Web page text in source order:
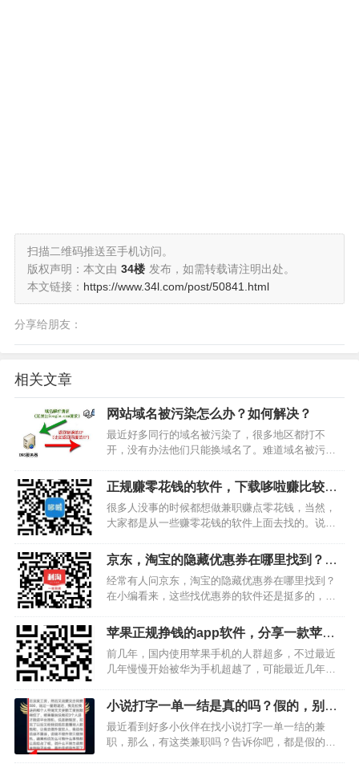
扫描二维码推送至手机访问。
版权声明：本文由 34楼 发布，如需转载请注明出处。
本文链接： https://www.34l.com/post/50841.html
分享给朋友：
相关文章
网站域名被污染怎么办？如何解决？
最近好多同行的域名被污染了，很多地区都打不
开，没有办法他们只能换域名了。难道域名被污染
找到几个解决域名被污染的方法，希望对大家有所
帮助。首先要确定是否真的是遭遇DNS污染1.点“开
始”-“运行”-…
正规赚零花钱的软件，下载哆啦赚比较容
易赚零花钱
很多人没事的时候都想做兼职赚点零花钱，当然，
大家都是从一些赚零花钱的软件上面去找的。说实
手，那还是很难分辨哪款好点，哪款差点的。所
以，今天小编就特地为大家整理一款最近很火，又
很赚钱的软件，这款软件…
京东，淘宝的隐藏优惠券在哪里找到？在
利淘app上面都有
经常有人问京东，淘宝的隐藏优惠券在哪里找到？
在小编看来，这些找优惠券的软件还是挺多的，像
的软件。不过最近小编发现新出来的利淘app返利现
金要比高佣联盟还要多，因为我做过对比，在优惠
券相当的情况下，…
苹果正规挣钱的app软件，分享一款苹果
手机赚钱最好的软件
前几年，国内使用苹果手机的人群超多，不过最近
几年慢慢开始被华为手机超越了，可能最近几年苹
也或者说很多爱国人士想支持国产货。不过，现在
仍然还有很多苹果迷们在使用者苹果手机。那么，
今天小编推荐的苹果正…
小说打字一单一结是真的吗？假的，别信
就对了
最近看到好多小伙伴在找小说打字一单一结的兼
职，那么，有这类兼职吗？告诉你吧，都是假的，